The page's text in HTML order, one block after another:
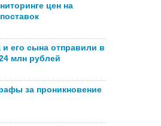
цен на
его сына отправили в
млн рублей
за проникновение